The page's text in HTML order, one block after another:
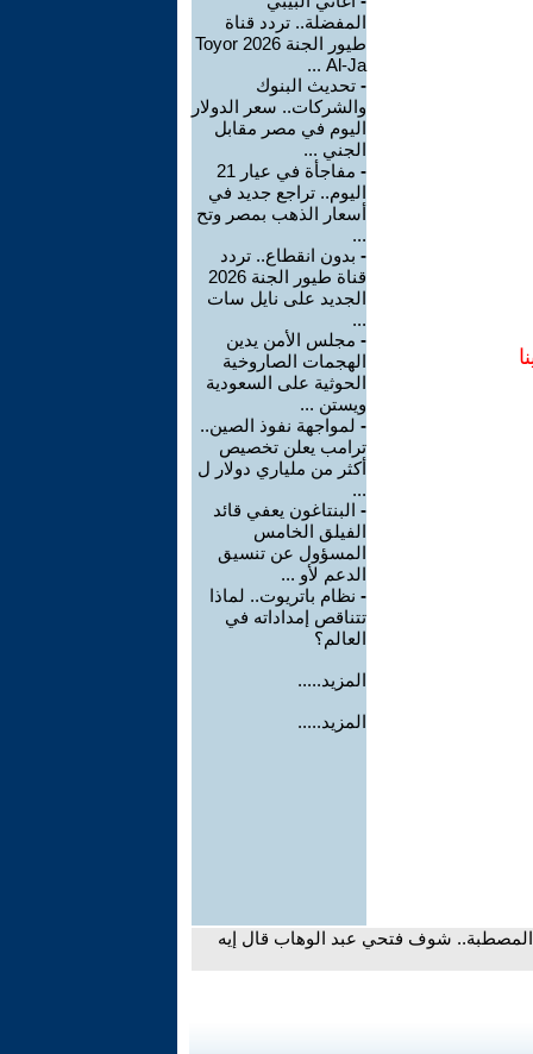
المفضلة.. تردد قناة
طيور الجنة 2026 Toyor
Al-Ja ...
- تحديث البنوك
والشركات.. سعر الدولار
اليوم في مصر مقابل
الجني ...
-
مفاجأة في عيار 21
اليوم.. تراجع جديد في
أسعار الذهب بمصر وتح
...
- بدون انقطاع.. تردد
قناة طيور الجنة 2026
الجديد على نايل سات
...
- مجلس الأمن يدين
الهجمات الصاروخية
الحوثية على السعودية
ويستن ...
- لمواجهة نفوذ الصين..
ترامب يعلن تخصيص
أكثر من ملياري دولار ل
...
- البنتاغون يعفي قائد
الفيلق الخامس
المسؤول عن تنسيق
الدعم لأو ...
- نظام باتريوت.. لماذا
تتناقص إمداداته في
العالم؟
المزيد.....
المزيد.....
شوف فتحي عبد الوهاب قال إيه